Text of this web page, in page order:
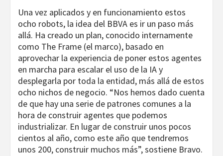
Una vez aplicados y en funcionamiento estos
ocho robots, la idea del BBVA es ir un paso más
allá. Ha creado un plan, conocido internamente
como The Frame (el marco), basado en
aprovechar la experiencia de poner estos agentes
en marcha para escalar el uso de la IA y
desplegarla por toda la entidad, más allá de estos
ocho nichos de negocio. “Nos hemos dado cuenta
de que hay una serie de patrones comunes a la
hora de construir agentes que podemos
industrializar. En lugar de construir unos pocos
cientos al año, como este año que tendremos
unos 200, construir muchos más”, sostiene Bravo.